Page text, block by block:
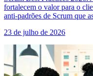
fortalecem o valor para o
anti-padrões de Scrum que
23 de julho de 2026